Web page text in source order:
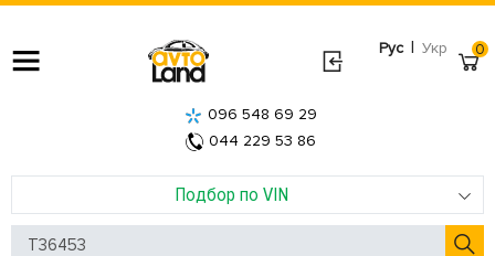
Рус | Укр
Подбор по VIN
096 548 69 29
044 229 53 86
0